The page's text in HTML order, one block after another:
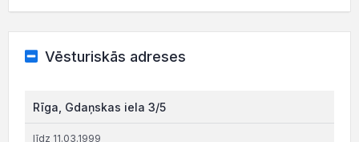
Vēsturiskās adreses
Rīga, Gdaņskas iela 3/5
līdz 11.03.1999